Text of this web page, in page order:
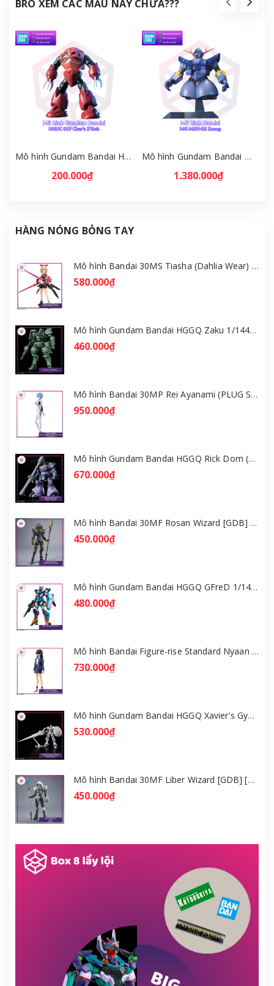
BRO XEM CÁC MẪU NÀY CHƯA???
Mô hình Gundam Bandai HGUC 019 Char's Z'Gok 1/144 MS Gundam [GDB] [BHG]
200.000₫
Mô hình Gundam Bandai MG MSN-02 Zeong 1/100 MS Gundam [GDB] [BMG]
1.380.000₫
HÀNG NÓNG BỎNG TAY
Mô hình Bandai 30MS Tiasha (Dahlia Wear) [Color B] [GDB] [30MS]
580.000₫
Mô hình Gundam Bandai HGGQ Zaku 1/144 – MSG GQuuuuuuX [GDB] [BHG]
460.000₫
Mô hình Bandai 30MP Rei Ayanami (PLUG SUIT Ver.) – Evangelion [GDB] [30MP]
950.000₫
Mô hình Gundam Bandai HGGQ Rick Dom (Gaia / Ortega) 1/144 [GDB] [BHG]
670.000₫
Mô hình Bandai 30MF Rosan Wizard [GDB] [30MF]
450.000₫
Mô hình Gundam Bandai HGGQ GFreD 1/144 [GDB] [BHG]
480.000₫
Mô hình Bandai Figure-rise Standard Nyaan - Gundam GQuuuuuuX [GDB] [FRS]
730.000₫
Mô hình Gundam Bandai HGGQ Xavier's Gyan Hakuji-Packs 1/144 [GDB] [BHG]
530.000₫
Mô hình Bandai 30MF Liber Wizard [GDB] [30MF]
450.000₫